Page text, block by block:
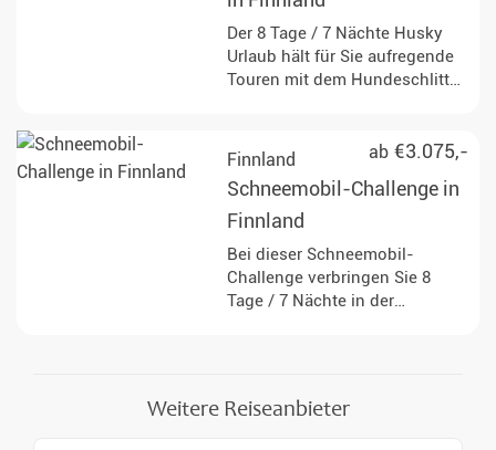
Der 8 Tage / 7 Nächte Husky
Urlaub hält für Sie aufregende
Touren mit dem Hundeschlitten
traumhafte Unterkünfte und
zugleich das einfache Leben im
hohen Norden.
ab €3.075,-
Finnland
Schneemobil-Challenge in
Finnland
Bei dieser Schneemobil-
Challenge verbringen Sie 8
Tage / 7 Nächte in der
reisen und Ihr eigenes
Weitere Reiseanbieter